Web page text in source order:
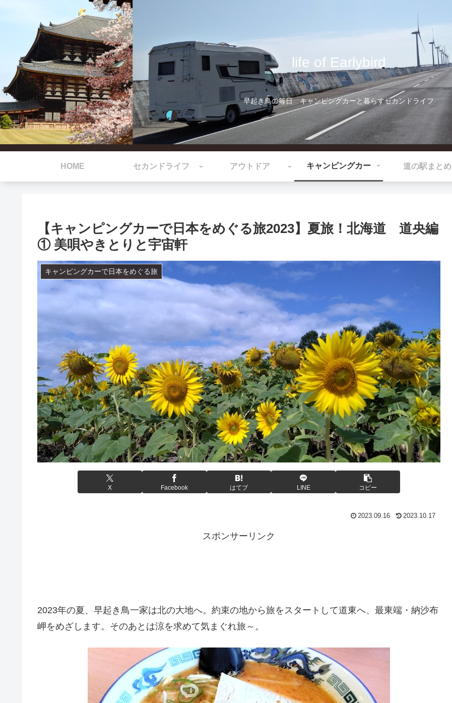
life of Earlybird
早起き鳥の毎日 キャンピングカーと暮らすセカンドライフ
HOME セカンドライフ アウトドア キャンピングカー 道の駅まとめ
【キャンピングカーで日本をめぐる旅2023】夏旅！北海道 道央編
① 美唄やきとりと宇宙軒
キャンピングカーで日本をめぐる旅
X Facebook はてブ LINE コピー
2023.09.16 2023.10.17
スポンサーリンク
2023年の夏、早起き鳥一家は北の大地へ。約束の地から旅をスタートして道東へ、最東端・納沙布
岬をめざします。そのあとは涼を求めて気まぐれ旅～。